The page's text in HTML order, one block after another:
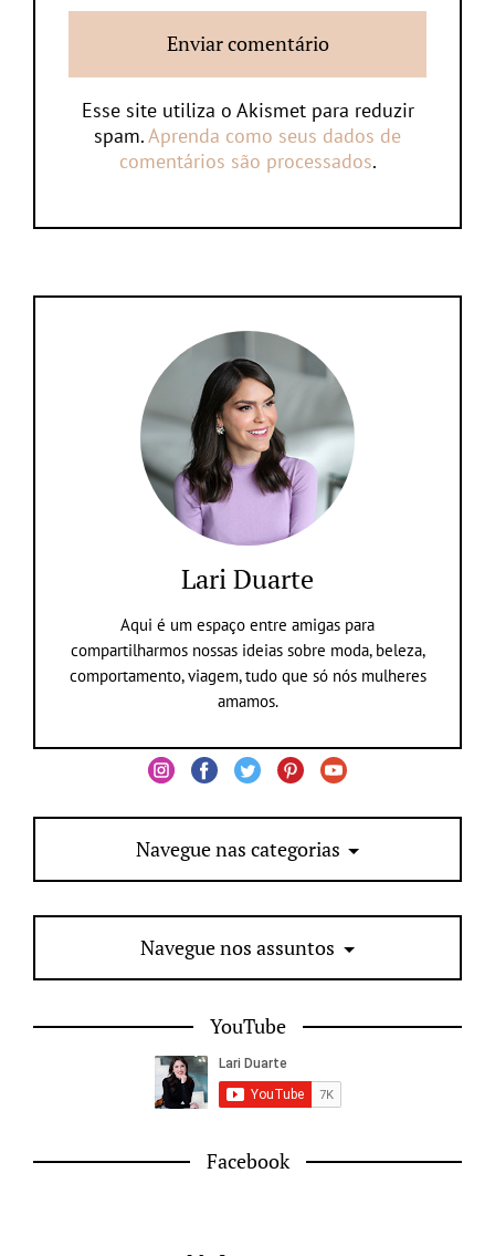
Esse site utiliza o Akismet para reduzir
spam.Aprenda como seus dados de
comentários são processados.
Lari Duarte
Aqui é um espaço entre amigas para
compartilharmos nossas ideias sobre moda, beleza,
comportamento, viagem, tudo que só nós mulheres
amamos.
Navegue nas categorias
Navegue nos assuntos
YouTube
Facebook